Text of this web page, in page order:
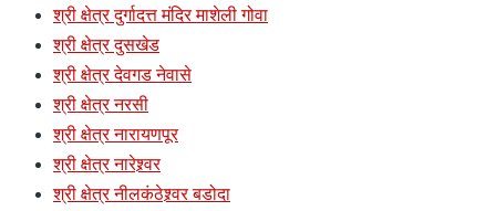
श्री क्षेत्र दुर्गादत्त मंदिर माशेली गोवा
श्री क्षेत्र दुसखेड
श्री क्षेत्र देवगड नेवासे
श्री क्षेत्र नरसी
श्री क्षेत्र नारायणपूर
श्री क्षेत्र नारेश्र्वर
श्री क्षेत्र नीलकंठेश्र्वर बडोदा